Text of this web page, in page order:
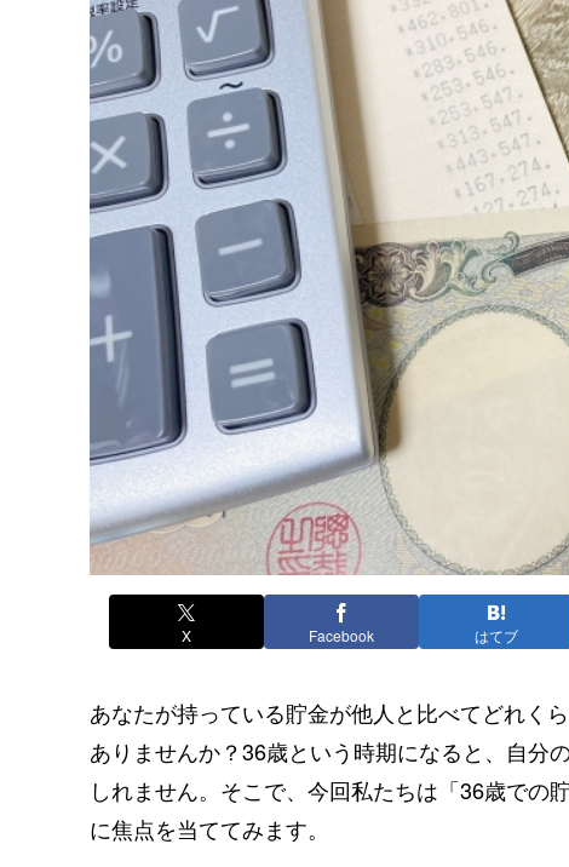
X Facebook はてブ
あなたが持っている貯金が他人と比べてどれく
ありませんか？36歳という時期になると、自分
しれません。そこで、今回私たちは「36歳での
に焦点を当ててみます。